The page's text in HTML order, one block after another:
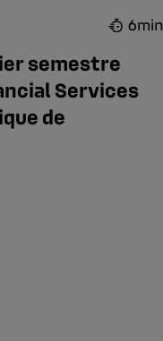
6min
semestre
Services
de